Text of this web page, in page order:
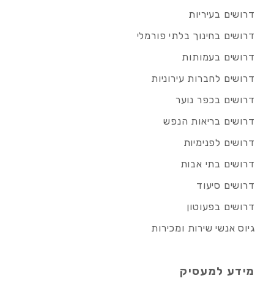
דרושים בעיריות
דרושים בחינוך בלתי פורמלי
דרושים בעמותות
דרושים לחברות עירוניות
דרושים בכפר נוער
דרושים בריאות הנפש
דרושים לפנימיות
דרושים בתי אבות
דרושים סיעוד
דרושים בפעוטון
גיוס אנשי שירות ומכירות
מידע למעסיק